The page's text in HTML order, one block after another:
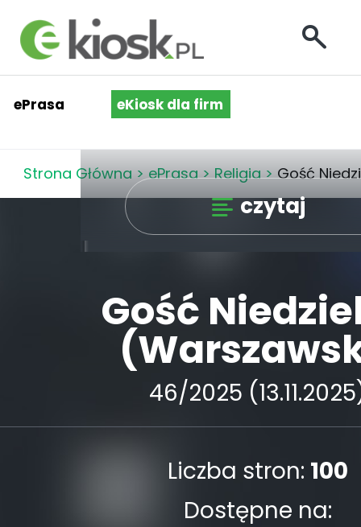
ePrasa eKiosk dla firm
Strona Główna > ePrasa > Religia > Gość
czytaj
Gość
46/2025
Liczba stron: 100
Dostępne na: